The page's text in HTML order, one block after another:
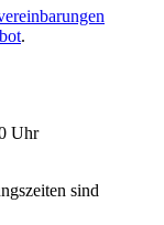
.
Uhr
sind